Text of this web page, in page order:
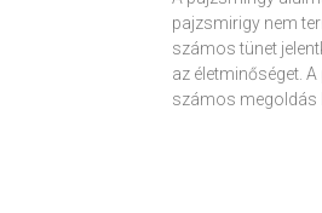
pajzsmirigy nem
számos tünet
az életminőséget.
számos megoldás